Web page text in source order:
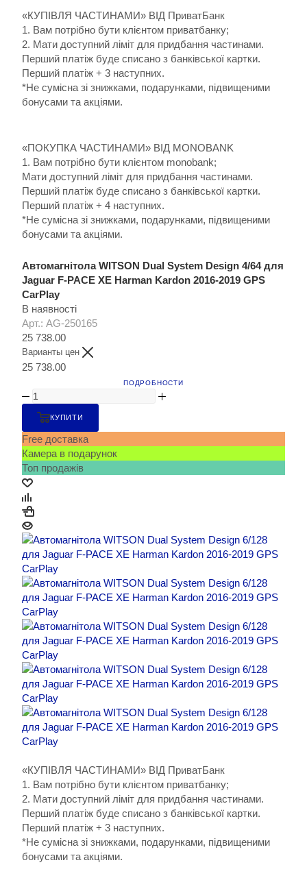
«КУПІВЛЯ ЧАСТИНАМИ» ВІД ПриватБанк
1. Вам потрібно бути клієнтом приватбанку;
2. Мати доступний ліміт для придбання частинами.
Перший платіж буде списано з банківської картки.
Перший платіж + 3 наступних.
*Не сумісна зі знижками, подарунками, підвищеними
бонусами та акціями.
«ПОКУПКА ЧАСТИНАМИ» ВІД MONOBANK
1. Вам потрібно бути клієнтом monobank;
Мати доступний ліміт для придбання частинами.
Перший платіж буде списано з банківської картки.
Перший платіж + 4 наступних.
*Не сумісна зі знижками, подарунками, підвищеними
бонусами та акціями.
Автомагнітола WITSON Dual System Design 4/64 для
Jaguar F-PACE XE Harman Kardon 2016-2019 GPS
CarPlay
В наявності
Арт.: AG-250165
25 738.00
Варианты цен
25 738.00
ПОДРОБНОСТИ
КУПИТИ
Free доставка
Камера в подарунок
Топ продажів
«КУПІВЛЯ ЧАСТИНАМИ» ВІД ПриватБанк
1. Вам потрібно бути клієнтом приватбанку;
2. Мати доступний ліміт для придбання частинами.
Перший платіж буде списано з банківської картки.
Перший платіж + 3 наступних.
*Не сумісна зі знижками, подарунками, підвищеними
бонусами та акціями.